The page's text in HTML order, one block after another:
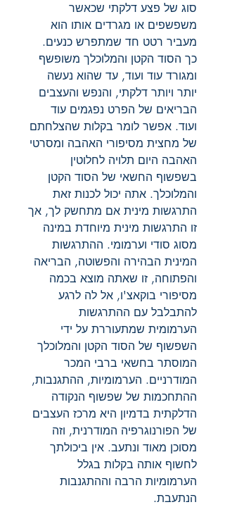
סוג של פצע דלקתי שכאשר
משפשפים או מגרדים אותו הוא
מעביר רטט חד שמתפרש כנעים.
כך הסוד הקטן והמלוכלך משופשף
ומגורד עוד ועוד, עד שהוא נעשה
יותר ויותר דלקתי, והנפש והעצבים
הבריאים של הפרט נפגמים עוד
ועוד. אפשר לומר בקלות שהצלחתם
של מחצית מסיפורי האהבה ומסרטי
האהבה היום תלויה לחלוטין
בשפשוף החשאי של הסוד הקטן
והמלוכלך. אתה יכול לכנות זאת
התרגשות מינית אם מתחשק לך, אך
זו התרגשות מינית מיוחדת במינה
מסוג סודי וערמומי. ההתרגשות
המינית הבהירה והפשוטה, הבריאה
והפתוחה, זו שאתה מוצא בכמה
מסיפורי בוקאצ'ו, אל לה לרגע
להתבלבל עם ההתרגשות
הערמומית שמתעוררת על ידי
השפשוף של הסוד הקטן והמלוכלך
המוסתר בחשאי ברבי המכר
המודרניים. הערמומיות, ההתגנבות,
ההתחכמות של שפשוף הנקודה
הדלקתית בדמיון היא מרכז העצבים
של הפורנוגרפיה המודרנית, וזה
מסוכן מאוד ונתעב. אין ביכולתך
לחשוף אותה בקלות בגלל
הערמומיות הרבה וההתגנבות
הנתעבת.